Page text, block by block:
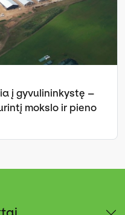
į gyvulininkystę –
mokslo ir pieno